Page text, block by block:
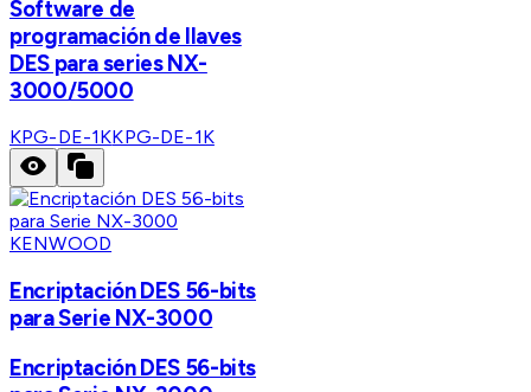
Software de
programación de llaves
DES para series NX-
3000/5000
KPG-DE-1KKPG-DE-1K
KENWOOD
Encriptación DES 56-bits
para Serie NX-3000
Encriptación DES 56-bits